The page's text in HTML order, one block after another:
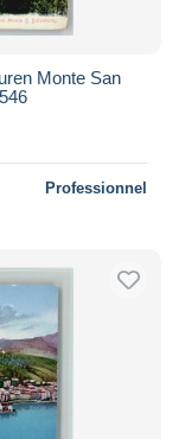
Monte San
Professionnel